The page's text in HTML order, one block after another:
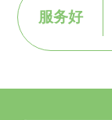
服务好